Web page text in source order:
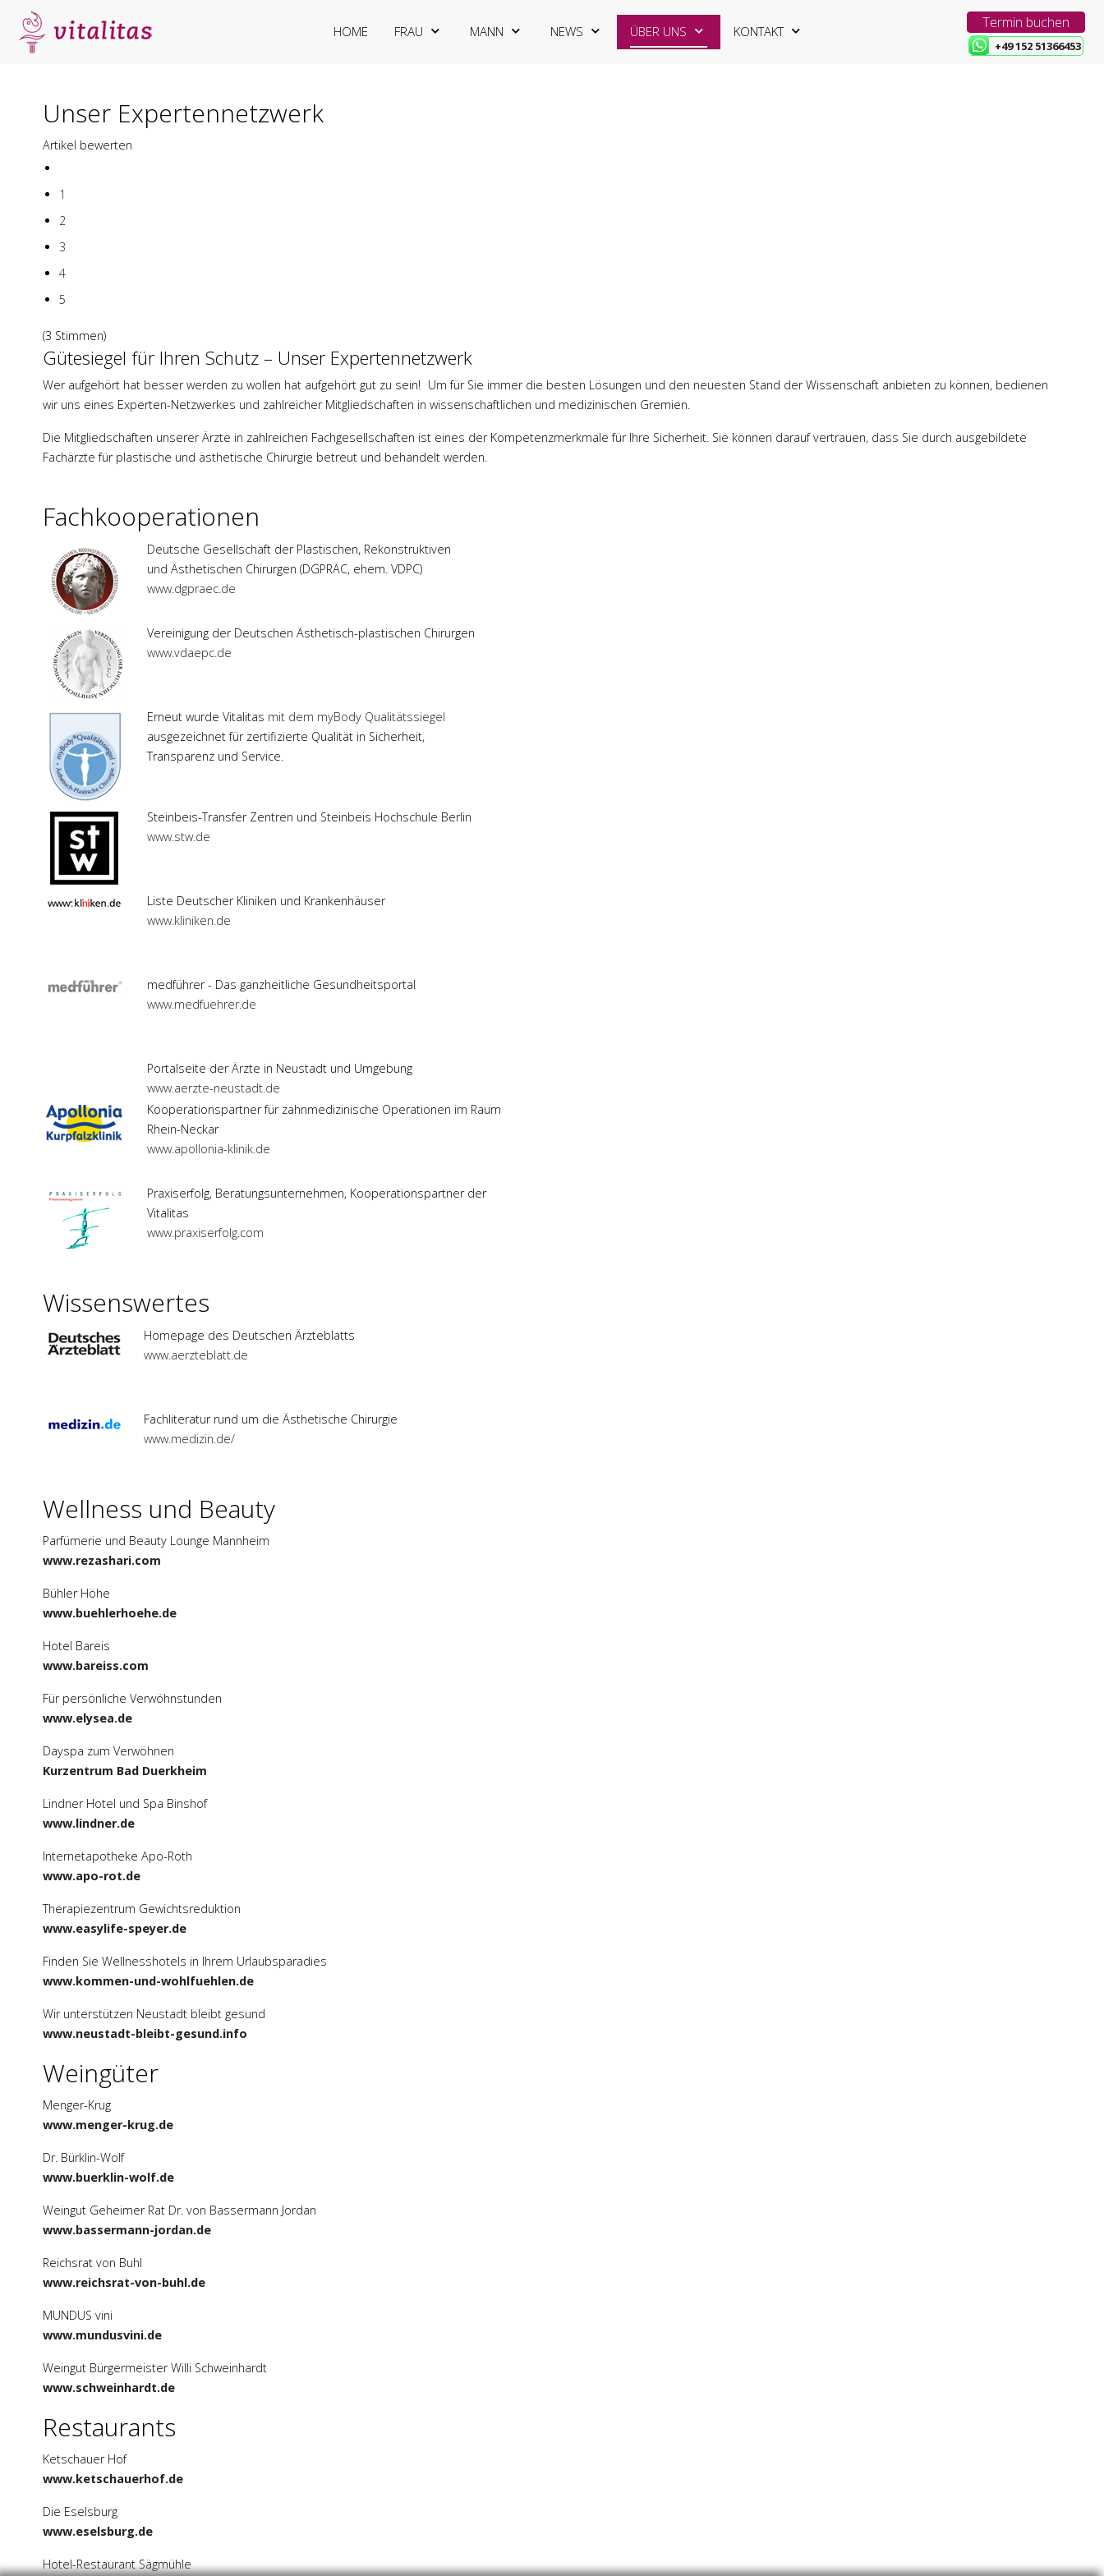
HOME FRAU MANN NEWS ÜBER UNS KONTAKT
Termin buchen
+49 152 51366453
Unser Expertennetzwerk
Artikel bewerten
1
2
3
4
5
(3 Stimmen)
Gütesiegel für Ihren Schutz – Unser Expertennetzwerk
Wer aufgehört hat besser werden zu wollen hat aufgehört gut zu sein! Um für Sie immer die besten Lösungen und den neuesten Stand der Wissenschaft anbieten zu können, bedienen
wir uns eines Experten-Netzwerkes und zahlreicher Mitgliedschaften in wissenschaftlichen und medizinischen Gremien.
Die Mitgliedschaften unserer Ärzte in zahlreichen Fachgesellschaften ist eines der Kompetenzmerkmale für Ihre Sicherheit. Sie können darauf vertrauen, dass Sie durch ausgebildete
Fachärzte für plastische und ästhetische Chirurgie betreut und behandelt werden.
Fachkooperationen
Deutsche Gesellschaft der Plastischen, Rekonstruktiven
und Ästhetischen Chirurgen (DGPRÄC, ehem. VDPC)
www.dgpraec.de
Vereinigung der Deutschen Ästhetisch-plastischen Chirurgen
www.vdaepc.de
Erneut wurde Vitalitas mit dem myBody Qualitätssiegel
ausgezeichnet für zertifizierte Qualität in Sicherheit,
Transparenz und Service.
Steinbeis-Transfer Zentren und Steinbeis Hochschule Berlin
www.stw.de
Liste Deutscher Kliniken und Krankenhäuser
www.kliniken.de
medführer - Das ganzheitliche Gesundheitsportal
www.medfuehrer.de
Portalseite der Ärzte in Neustadt und Umgebung
www.aerzte-neustadt.de
Kooperationspartner für zahnmedizinische Operationen im Raum
Rhein-Neckar
www.apollonia-klinik.de
Praxiserfolg, Beratungsunternehmen, Kooperationspartner der
Vitalitas
www.praxiserfolg.com
Wissenswertes
Homepage des Deutschen Ärzteblatts
www.aerzteblatt.de
Fachliteratur rund um die Ästhetische Chirurgie
www.medizin.de/
Wellness und Beauty
Parfümerie und Beauty Lounge Mannheim
www.rezashari.com
Bühler Höhe
www.buehlerhoehe.de
Hotel Bareis
www.bareiss.com
Für persönliche Verwöhnstunden
www.elysea.de
Dayspa zum Verwöhnen
Kurzentrum Bad Duerkheim
Lindner Hotel und Spa Binshof
www.lindner.de
Internetapotheke Apo-Roth
www.apo-rot.de
Therapiezentrum Gewichtsreduktion
www.easylife-speyer.de
Finden Sie Wellnesshotels in Ihrem Urlaubsparadies
www.kommen-und-wohlfuehlen.de
Wir unterstützen Neustadt bleibt gesund
www.neustadt-bleibt-gesund.info
Weingüter
Menger-Krug
www.menger-krug.de
Dr. Bürklin-Wolf
www.buerklin-wolf.de
Weingut Geheimer Rat Dr. von Bassermann Jordan
www.bassermann-jordan.de
Reichsrat von Buhl
www.reichsrat-von-buhl.de
MUNDUS vini
www.mundusvini.de
Weingut Bürgermeister Willi Schweinhardt
www.schweinhardt.de
Restaurants
Ketschauer Hof
www.ketschauerhof.de
Die Eselsburg
www.eselsburg.de
Hotel-Restaurant Sägmühle